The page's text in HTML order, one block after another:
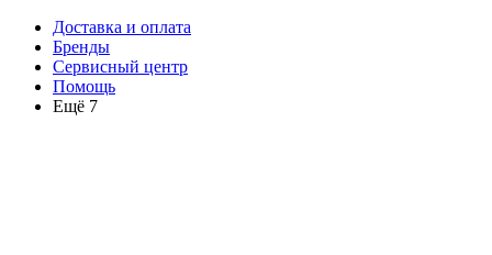
Доставка и оплата
Бренды
Сервисный центр
Помощь
Ещё 7